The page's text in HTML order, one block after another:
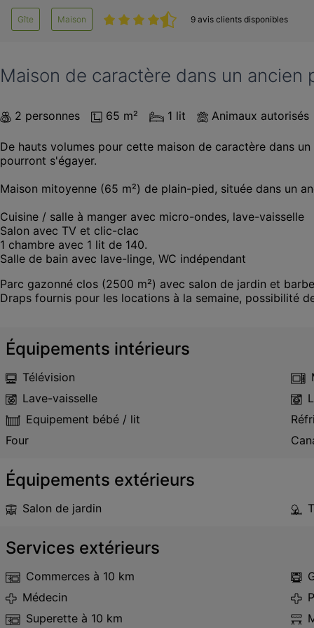
Gîte Maison 9 avis clients disponibles
Maison de caractère dans un ancien
2 personnes 65 m² 1 lit Animaux autorisés
De hauts volumes pour cette maison de caractère dans
pourront s'égayer.
Maison mitoyenne (65 m²) de plain-pied, située dans un
Cuisine / salle à manger avec micro-ondes, lave-vaisselle
Salon avec TV et clic-clac
1 chambre avec 1 lit de 140.
Salle de bain avec lave-linge, WC indépendant
Parc gazonné clos (2500 m²) avec salon de jardin et
Draps fournis pour les locations à la semaine, possibilité
Équipements intérieurs
Télévision
Lave-vaisselle
Equipement bébé / lit
Four
Équipements extérieurs
Salon de jardin
Services extérieurs
Commerces à 10 km
Médecin
Superette à 10 km